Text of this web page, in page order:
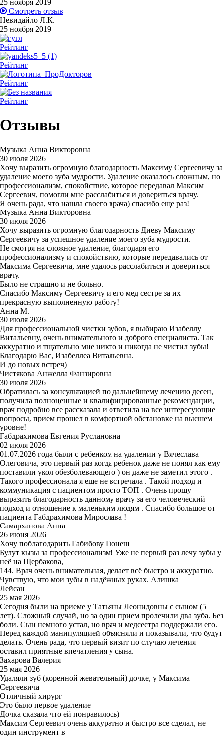
25 ноября 2019
Смотреть отзыв
Невидайло Л.К.
25 ноября 2019
Рейтинг
Рейтинг
Рейтинг
Рейтинг
Отзывы
Музыка Анна Викторовна
30 июля 2026
Хочу выразить огромную благодарность Максиму Сергеевичу за
удаление моего зуба мудрости. Удаление оказалось сложным, но
профессионализм, спокойствие, которое передавал Максим
Сергеевич, помогли мне расслабиться и довериться врачу.
Я очень рада, что нашла своего врача) спасибо еще раз!
Музыка Анна Викторовна
30 июля 2026
Хочу выразить огромную благодарность Диеву Максиму
Сергеевичу за успешное удаление моего зуба мудрости.
Не смотря на сложное удаление, благодаря его
профессионализму и спокойствию, которые передавались от
Максима Сергеевича, мне удалось расслабиться и довериться
врачу.
Было не страшно и не больно.
Спасибо Максиму Сергеевичу и его мед сестре за их
прекрасную выполненную работу!
Анна М.
30 июля 2026
Для профессиональной чистки зубов, я выбираю Изабеллу
Витальевну, очень внимательного и доброго специалиста. Так
аккуратно и тщательно мне никто и никогда не чистил зубы!
Благодарю Вас, Изабеллеа Витальевна.
И до новых встреч)
Чистякова Анжелла Фанзировна
30 июля 2026
Обратилась за консультацией по дальнейшему лечению десен,
получила полноценные и квалифицированные рекомендации,
врач подробно все рассказала и ответила на все интересующие
вопросы, прием прошел в комфортной обстановке на высшем
уровне!
Габдрахимова Евгения Руслановна
02 июля 2026
01.07.2026 года были с ребенком на удалении у Вячеслава
Олеговича, это первый раз когда ребенок даже не понял как ему
поставили укол обезболевающего ) он даже не заметил этого .
Такого профессионала я еще не встречала . Такой подход и
коммуникация с пациентом просто ТОП . Очень прошу
выразить благодарность данному врачу за его человеческий
подход и отношение к маленьким людям . Спасибо большое от
пациента Габдрахимова Мирослава !
Самарханова Анна
26 июня 2026
Хочу поблагодарить Габибову Гюнеш
Булут кызы за профессионализм! Уже не первый раз лечу зубы у
неё на Щербакова,
144. Врач очень внимательная, делает всё быстро и аккуратно.
Чувствую, что мои зубы в надёжных руках. Алишка
Лейсан
25 мая 2026
Сегодня были на приеме у Татьяны Леонидовны с сыном (5
лет). Сложный случай, но за один прием пролечили два зуба. Без
боли. Сын немного устал, но врач и медсестра поддержали его.
Перед каждой манипуляцией объясняли и показывали, что будут
делать. Очень рада, что первый визит по случаю лечения
оставил приятные впечатления у сына.
Захарова Валерия
25 мая 2026
Удаляли зуб (коренной жевательный) дочке, у Максима
Сергеевича
Отличный хирург
Это было первое удаление
Дочка сказала что ей понравилось)
Максим Сергеевич очень аккуратно и быстро все сделал, не
один инструмент в